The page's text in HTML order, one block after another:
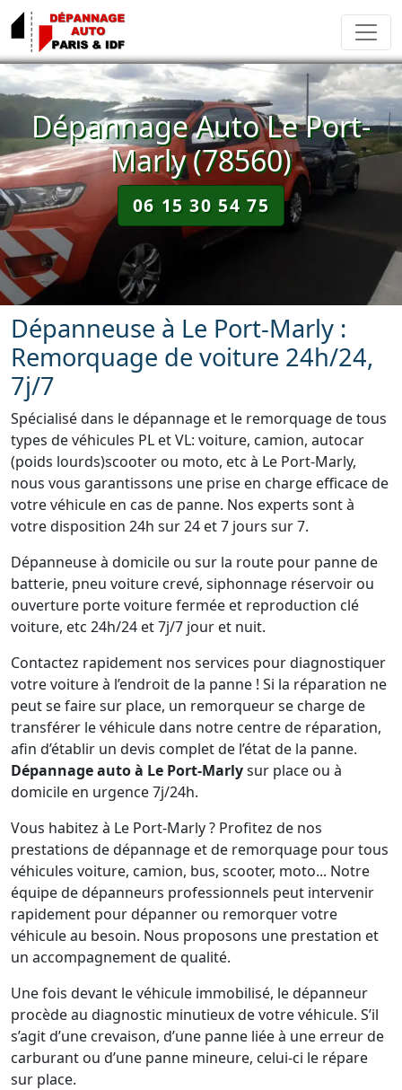
Dépannage Auto Le Port-
Marly (78560)
06 15 30 54 75
Dépanneuse à Le Port-Marly :
Remorquage de voiture 24h/24,
7j/7
Spécialisé dans le dépannage et le remorquage de tous
types de véhicules PL et VL: voiture, camion, autocar
(poids lourds)scooter ou moto, etc à Le Port-Marly,
nous vous garantissons une prise en charge efficace de
votre véhicule en cas de panne. Nos experts sont à
votre disposition 24h sur 24 et 7 jours sur 7.
Dépanneuse à domicile ou sur la route pour panne de
batterie, pneu voiture crevé, siphonnage réservoir ou
ouverture porte voiture fermée et reproduction clé
voiture, etc 24h/24 et 7j/7 jour et nuit.
Contactez rapidement nos services pour diagnostiquer
votre voiture à l’endroit de la panne ! Si la réparation ne
peut se faire sur place, un remorqueur se charge de
transférer le véhicule dans notre centre de réparation,
afin d’établir un devis complet de l’état de la panne.
Dépannage auto à Le Port-Marlysur place ou à
domicile en urgence 7j/24h.
Vous habitez à Le Port-Marly ? Profitez de nos
prestations de dépannage et de remorquage pour tous
véhicules voiture, camion, bus, scooter, moto... Notre
équipe de dépanneurs professionnels peut intervenir
rapidement pour dépanner ou remorquer votre
véhicule au besoin. Nous proposons une prestation et
un accompagnement de qualité.
Une fois devant le véhicule immobilisé, le dépanneur
procède au diagnostic minutieux de votre véhicule. S’il
s’agit d’une crevaison, d’une panne liée à une erreur de
carburant ou d’une panne mineure, celui-ci le répare
sur place.